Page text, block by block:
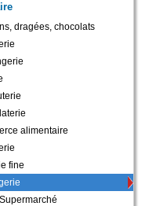
dragées, chocolats
alimentaire
fine